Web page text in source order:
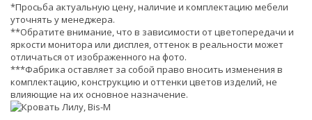
*Просьба актуальную цену, наличие и комплектацию мебели
уточнять у менеджера.
**Обратите внимание, что в зависимости от цветопередачи и
яркости монитора или дисплея, оттенок в реальности может
отличаться от изображенного на фото.
***Фабрика оставляет за собой право вносить изменения в
комплектацию, конструкцию и оттенки цветов изделий, не
влияющие на их основное назначение.